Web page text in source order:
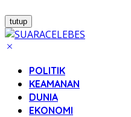
tutup
POLITIK
KEAMANAN
DUNIA
EKONOMI